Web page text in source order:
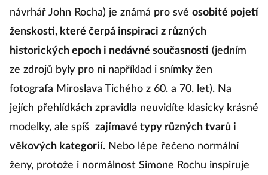
návrhář John Rocha) je známá pro své osobité pojetí
ženskosti, které čerpá inspiraci z různých
historických epoch i nedávné současnosti (jedním
ze zdrojů byly pro ni například i snímky žen
fotografa Miroslava Tichého z 60. a 70. let). Na
jejích přehlídkách zpravidla neuvidíte klasicky krásné
modelky, ale spíš
zajímavé typy různých tvarů i
věkových kategorií. Nebo lépe řečeno normální
ženy, protože i normálnost Simone Rochu inspiruje